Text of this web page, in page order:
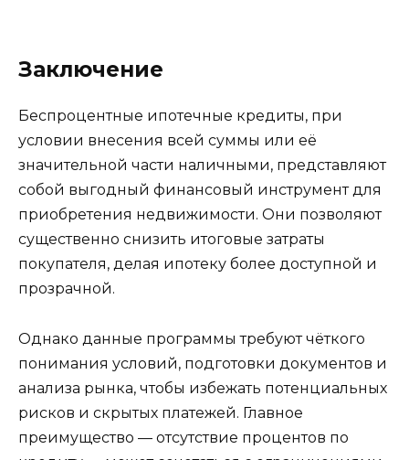
Заключение
Беспроцентные ипотечные кредиты, при
условии внесения всей суммы или её
значительной части наличными, представляют
собой выгодный финансовый инструмент для
приобретения недвижимости. Они позволяют
существенно снизить итоговые затраты
покупателя, делая ипотеку более доступной и
прозрачной.
Однако данные программы требуют чёткого
понимания условий, подготовки документов и
анализа рынка, чтобы избежать потенциальных
рисков и скрытых платежей. Главное
преимущество — отсутствие процентов по